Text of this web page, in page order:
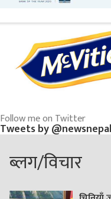
Follow me on Twitter
Tweets by
ब्लग/विचार